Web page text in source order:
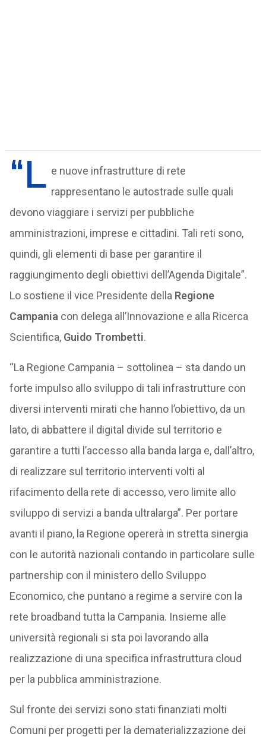
“L e nuove infrastrutture di rete
rappresentano le autostrade sulle quali
devono viaggiare i servizi per pubbliche
amministrazioni, imprese e cittadini. Tali reti sono,
quindi, gli elementi di base per garantire il
raggiungimento degli obiettivi dell’Agenda Digitale”.
Lo sostiene il vice Presidente della Regione
Campania con delega all’Innovazione e alla Ricerca
Scientifica, Guido Trombetti.
“La Regione Campania – sottolinea – sta dando un
forte impulso allo sviluppo di tali infrastrutture con
diversi interventi mirati che hanno l’obiettivo, da un
lato, di abbattere il digital divide sul territorio e
garantire a tutti l’accesso alla banda larga e, dall’altro,
di realizzare sul territorio interventi volti al
rifacimento della rete di accesso, vero limite allo
sviluppo di servizi a banda ultralarga”. Per portare
avanti il piano, la Regione opererà in stretta sinergia
con le autorità nazionali contando in particolare sulle
partnership con il ministero dello Sviluppo
Economico, che puntano a regime a servire con la
rete broadband tutta la Campania. Insieme alle
università regionali si sta poi lavorando alla
realizzazione di una specifica infrastruttura cloud
per la pubblica amministrazione.
Sul fronte dei servizi sono stati finanziati molti
Comuni per progetti per la dematerializzazione dei